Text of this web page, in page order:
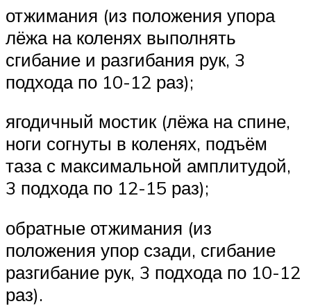
отжимания (из положения упора
лёжа на коленях выполнять
сгибание и разгибания рук, 3
подхода по 10-12 раз);
ягодичный мостик (лёжа на спине,
ноги согнуты в коленях, подъём
таза с максимальной амплитудой,
3 подхода по 12-15 раз);
обратные отжимания (из
положения упор сзади, сгибание
разгибание рук, 3 подхода по 10-12
раз).